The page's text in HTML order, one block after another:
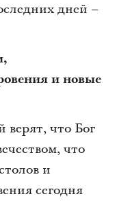
дней –
и новые
верят, что Бог
что
и
сегодня